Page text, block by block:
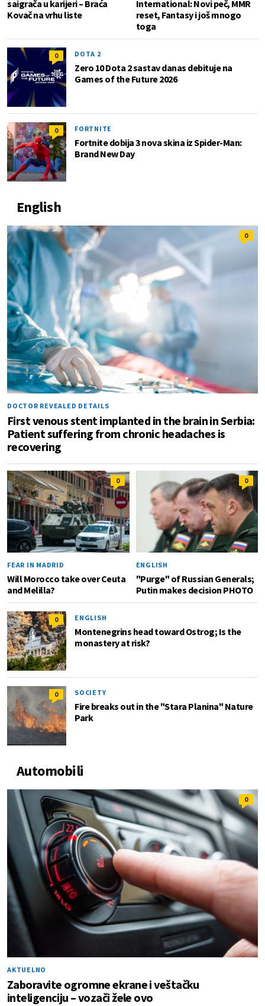
saigrača u karijeri – Braća
Kovač na vrhu liste
International: Novi peč, MMR
reset, Fantasy i još mnogo
toga
0 DOTA 2
Zero 10 Dota 2 sastav danas debituje na
Games of the Future 2026
0 FORTNITE
Fortnite dobija 3 nova skina iz Spider-Man:
Brand New Day
English
0
DOCTOR REVEALED DETAILS
First venous stent implanted in the brain in Serbia:
Patient suffering from chronic headaches is
recovering
0
FEAR IN MADRID
Will Morocco take over Ceuta
and Melilla?
0
ENGLISH
"Purge" of Russian Generals;
Putin makes decision PHOTO
0 ENGLISH
Montenegrins head toward Ostrog; Is the
monastery at risk?
0 SOCIETY
Fire breaks out in the "Stara Planina" Nature
Park
Automobili
0
AKTUELNO
Zaboravite ogromne ekrane i veštačku
inteligenciju – vozači žele ovo